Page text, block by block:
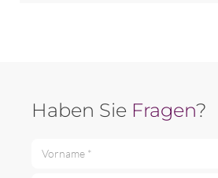
Haben Sie Fragen?